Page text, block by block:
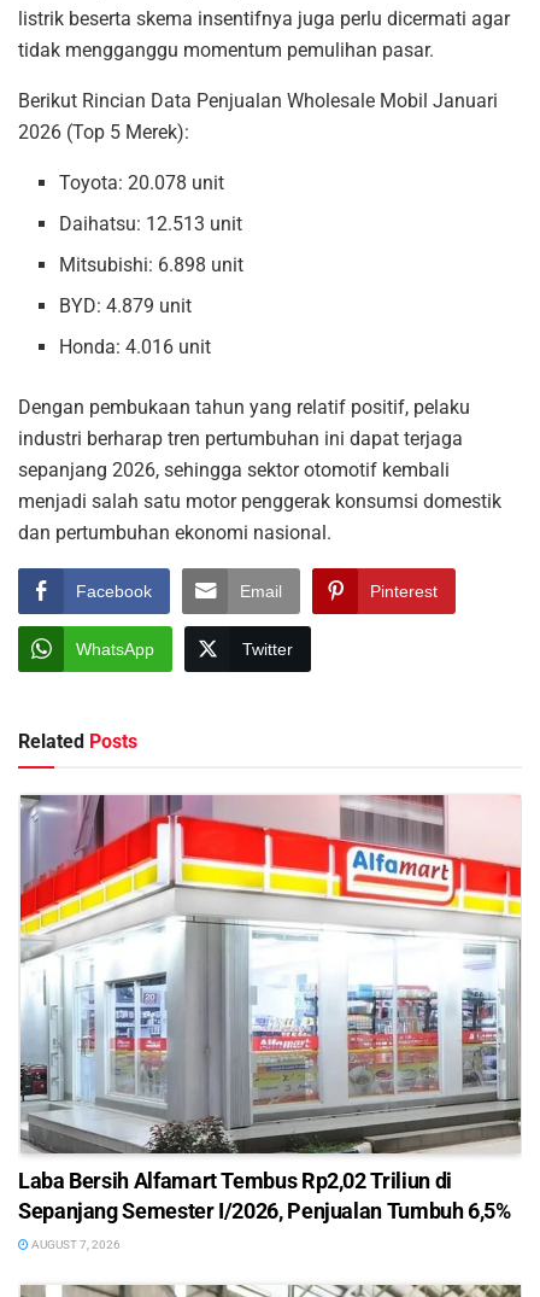
listrik beserta skema insentifnya juga perlu dicermati agar
tidak mengganggu momentum pemulihan pasar.
Berikut Rincian Data Penjualan Wholesale Mobil Januari
2026 (Top 5 Merek):
Toyota: 20.078 unit
Daihatsu: 12.513 unit
Mitsubishi: 6.898 unit
BYD: 4.879 unit
Honda: 4.016 unit
Dengan pembukaan tahun yang relatif positif, pelaku
industri berharap tren pertumbuhan ini dapat terjaga
sepanjang 2026, sehingga sektor otomotif kembali
menjadi salah satu motor penggerak konsumsi domestik
dan pertumbuhan ekonomi nasional.
Facebook Email Pinterest
WhatsApp Twitter
Related Posts
Laba Bersih Alfamart Tembus Rp2,02 Triliun di
Sepanjang Semester I/2026, Penjualan Tumbuh 6,5%
AUGUST 7, 2026